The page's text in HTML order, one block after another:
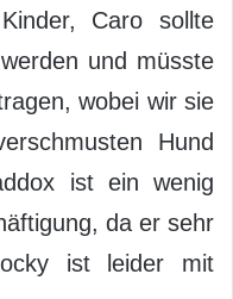
Caro sollte
und müsste
wobei wir sie
Hund
ist ein wenig
da er sehr
ist leider mit